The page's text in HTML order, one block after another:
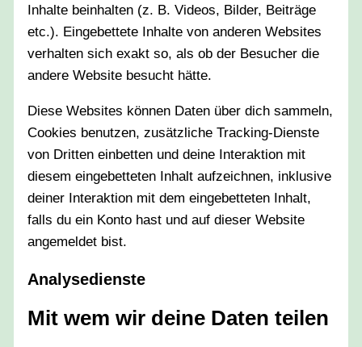
Inhalte beinhalten (z. B. Videos, Bilder, Beiträge
etc.). Eingebettete Inhalte von anderen Websites
verhalten sich exakt so, als ob der Besucher die
andere Website besucht hätte.
Diese Websites können Daten über dich sammeln,
Cookies benutzen, zusätzliche Tracking-Dienste
von Dritten einbetten und deine Interaktion mit
diesem eingebetteten Inhalt aufzeichnen, inklusive
deiner Interaktion mit dem eingebetteten Inhalt,
falls du ein Konto hast und auf dieser Website
angemeldet bist.
Analysedienste
Mit wem wir deine Daten teilen